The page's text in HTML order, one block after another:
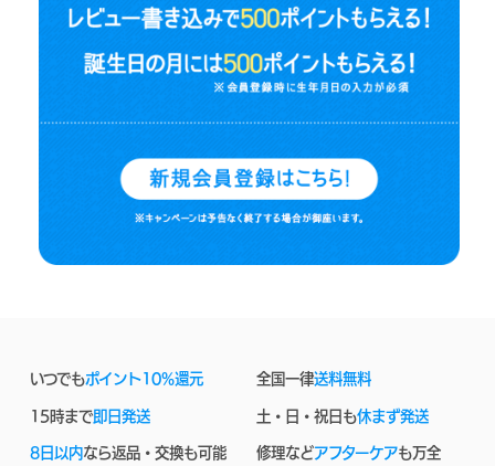
いつでもポイント10%還元 全国一律送料無料
15時まで即日発送 土・日・祝日も休まず発送
8日以内なら返品・交換も可能 修理などアフターケアも万全